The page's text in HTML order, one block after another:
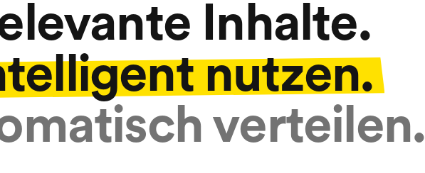
Inhalte.
nutzen.
verteilen.